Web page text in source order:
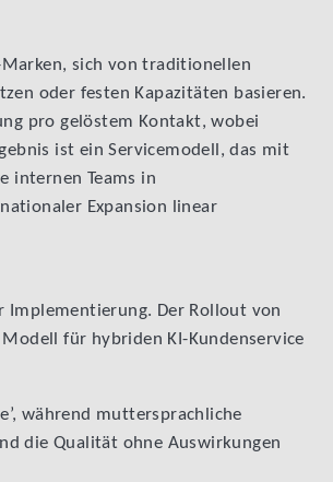
Marken, sich von traditionellen
oder festen Kapazitäten basieren.
pro gelöstem Kontakt, wobei
ist ein Servicemodell, das mit
internen Teams in
Expansion linear
Implementierung. Der Rollout von
für hybriden KI-Kundenservice
während muttersprachliche
die Qualität ohne Auswirkungen